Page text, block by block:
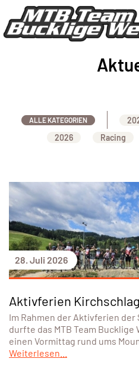
ALLE KATEGORIEN
2026
Racing
28. Juli 2026
Aktivferien Kirchschlag
Im Rahmen der Aktivferien
durfte das MTB Team
einen Vormittag rund ums
Weiterlesen...